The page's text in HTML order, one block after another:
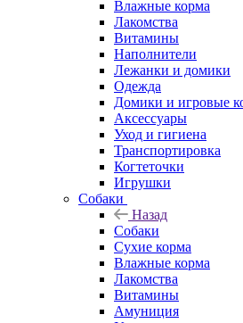
Влажные корма
Лакомства
Витамины
Наполнители
Лежанки и домики
Одежда
Домики и игровые
Аксессуары
Уход и гигиена
Транспортировка
Когтеточки
Игрушки
Собаки
Назад
Собаки
Сухие корма
Влажные корма
Лакомства
Витамины
Амуниция